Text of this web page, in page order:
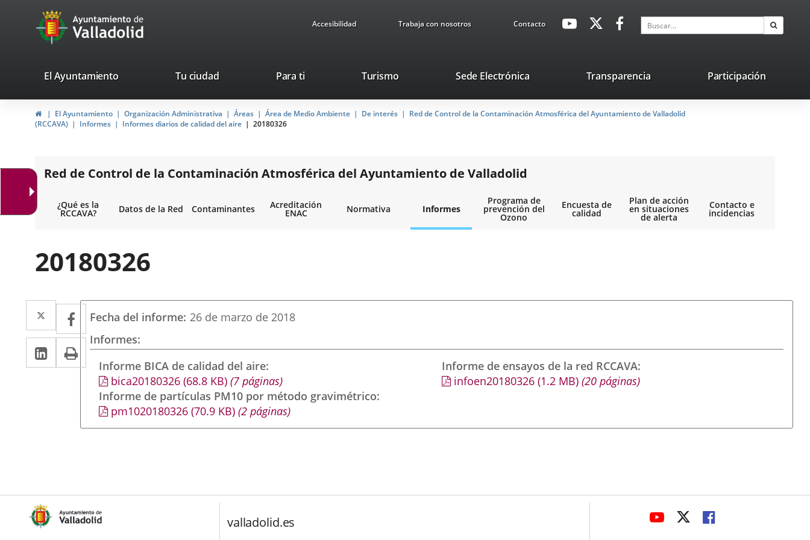
Portal
Web
Ayuntamiento
de
Valladolid
Accesibilidad Trabaja con nosotros ContactoavaHeaderSocial
Enlace
externa.
Enlace
aplicación
externa.
Enlace
aplicación
externa.
Buscar
valladolid.es
El Ayuntamiento Tu ciudad Para ti TurismoEste
se
abrirá
nueva.
Sede ElectrónicaEnlace
una
aplicación
Transparencia Participación
InicioEl Ayuntamiento Organización Administrativa Áreas Área de Medio Ambiente De interés
Red de Control de la Contaminación Atmosférica del Ayuntamiento de Valladolid
(RCCAVA)
Informes Informes diarios de calidad del aire 20180326
Red de Control de la Contaminación Atmosférica del Ayuntamiento de Valladolid
¿Qué es la
RCCAVA? Datos de la Red Contaminantes Acreditación
ENAC Normativa Informes
Programa de
prevención del
Ozono
Encuesta de
calidad
Plan de acción
en situaciones
de alerta
Contacto e
incidencias
20180326
Twitter
Enlace
a
una
aplicación
externa.
Facebook
Enlace
a
una
aplicación
externa.
LinkedIn
Enlace
a
aplicación
externa.
Imprimir
Fecha del informe 26 de marzo de 2018
Informes
Informe BICA de calidad del aire
bica20180326(68.8 KB)(7 páginas)
Informe de partículas PM10 por método gravimétrico
pm1020180326(70.9 KB)(2 páginas)
Informe de ensayos de la red RCCAVA
infoen20180326 (1.2 MB) (20 páginas)
valladolid.es
ENLACEENLACEENLACE